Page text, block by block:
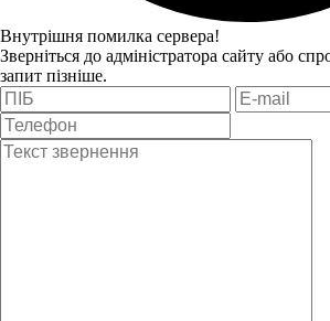
Внутрішня помилка сервера!
Зверніться до адміністратора сайту або
запит пізніше.